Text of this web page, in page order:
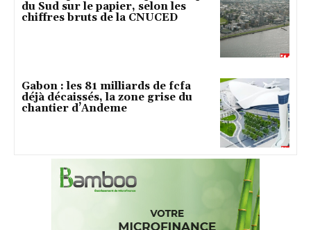
du Sud sur le papier, selon les
chiffres bruts de la CNUCED
Gabon : les 81 milliards de fcfa
déjà décaissés, la zone grise du
chantier d’Andeme